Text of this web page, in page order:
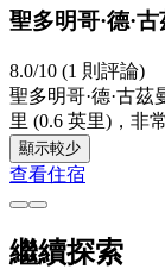
聖多明哥·德·
8.0/10 (1 則評論)
聖多明哥·德·古
里 (0.6 英里)，非
顯示較少
查看住宿
繼續探索